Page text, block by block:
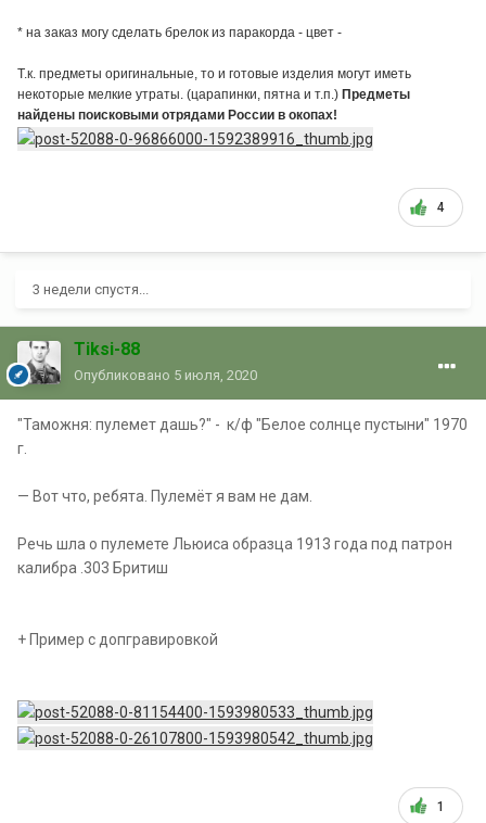
* на заказ могу сделать брелок из паракорда - цвет -
Т.к. предметы оригинальные, то и готовые изделия могут иметь
некоторые мелкие утраты. (царапинки, пятна и т.п.) Предметы
найдены поисковыми отрядами России в окопах!
4
3 недели спустя...
Tiksi-88
Опубликовано 5 июля, 2020
"Таможня: пулемет дашь?" - к/ф "Белое солнце пустыни" 1970
г.
— Вот что, ребята. Пулемёт я вам не дам.
Речь шла о пулемете Льюиса образца 1913 года под патрон
калибра .303 Бритиш
+ Пример с допгравировкой
1